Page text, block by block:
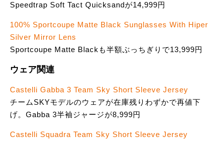
Speedtrap Soft Tact Quicksandが14,999円
100% Sportcoupe Matte Black Sunglasses With Hiper
Silver Mirror Lens
Sportcoupe Matte Blackも半額ぶっちぎりで13,999円
ウェア関連
Castelli Gabba 3 Team Sky Short Sleeve Jersey
チームSKYモデルのウェアが在庫残りわずかで再値下
げ。Gabba 3半袖ジャージが8,999円
Castelli Squadra Team Sky Short Sleeve Jersey